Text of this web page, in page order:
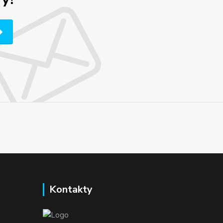
Kontakty